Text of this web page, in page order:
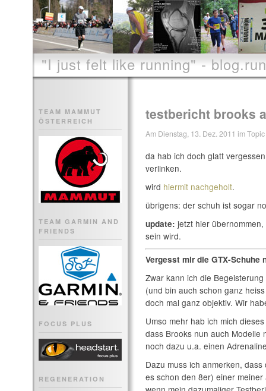
"I just felt like running" -
TEAM MAMMUT
ÖSTERREICH
TEAM GARMIN AND
FRIENDS
FOCUS PLUS
REGENERATION
testbericht brooks
Am Dienstag, 13. Dez. 2011 im
da hab ich doch glatt
verlinken.
wird hiermit nachgeholt.
übrigens: der schuh ist sogar
update: jetzt hier
sein wird.
Vergesst mir die GTX-Schuhe
Zwar kann ich die
(und bin auch schon ganz
doch mal ganz objektiv. Wir
Umso mehr hab ich mich
dass Brooks nun auch Modelle
noch dazu u.a. einen
Dazu muss ich anmerken,
es schon den 8er) einer